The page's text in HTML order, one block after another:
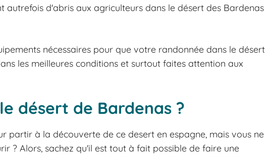
autrefois d'abris aux agriculteurs dans le désert des Bardenas
nécessaires pour que votre randonnée dans le désert
les meilleures conditions et surtout faites attention aux
désert de Bardenas ?
partir à la découverte de ce desert en espagne, mais vous ne
? Alors, sachez qu'il est tout à fait possible de faire une